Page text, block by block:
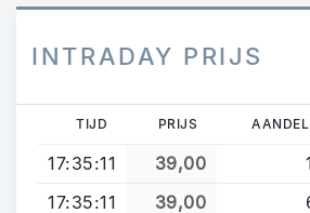
INTRADAY PRIJS
TIJD PRIJS
17:35:11 39,00
17:35:11
39,00